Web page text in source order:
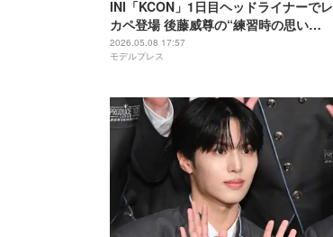
INI「KCON」1日目ヘッドライナーでレ
カペ登場 後藤威尊の“練習時の思い
出”に池崎理人が鮮烈ツッコミ【KCON
JAPAN 2026】
2026.05.08 17:57
モデルプレス